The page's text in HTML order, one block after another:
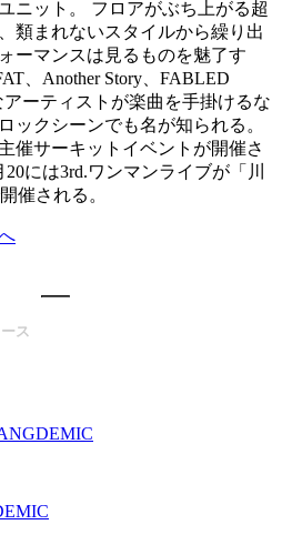
ニット。 フロアがぶち上がる超
類まれないスタイルから繰り出
ーマンスは見るものを魅了す
、Another Story、FABLED
ーティストが楽曲を手掛けるな
ックシーンでも名が知られる。
催サーキットイベントが開催さ
には3rd.ワンマンライブが「川
催される。
ス